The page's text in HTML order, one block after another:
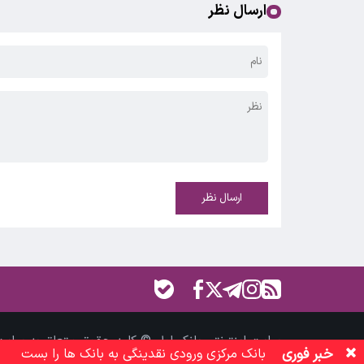
ارسال نظر
ارسال نظر
خبر فوری بانک مرکزی ورودی نقدینگی به بانک ها را بست
سایت اینترنتی بانک اول © کلیه حقوق متعلق به